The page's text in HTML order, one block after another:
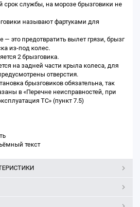
срок службы, на морозе брызговики не
называют фартуками для
— это предотвратить вылет грязи, брызг
из-под колес.
2 брызговика.
на задней части крыла колеса, для
отверстия.
брызговиков обязательна, так
в «Перечне неисправностей, при
ТС» (пункт 7.5)
текст